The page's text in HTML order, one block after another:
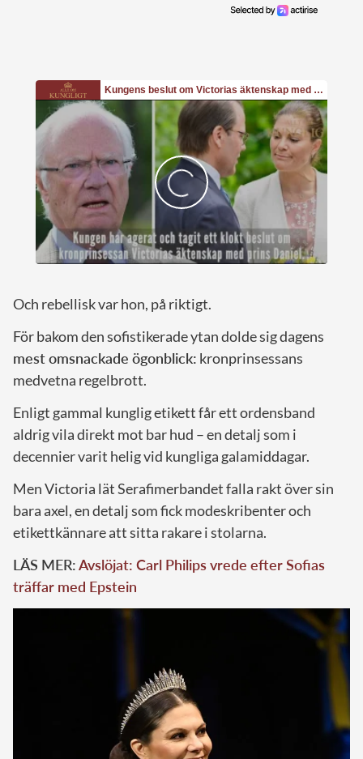
Och rebellisk var hon, på riktigt.
För bakom den sofistikerade ytan dolde sig dagens
mest omsnackade ögonblick: kronprinsessans
medvetna regelbrott.
Enligt gammal kunglig etikett får ett ordensband
aldrig vila direkt mot bar hud – en detalj som i
decennier varit helig vid kungliga galamiddagar.
Men Victoria lät Serafimerbandet falla rakt över sin
bara axel, en detalj som fick modeskribenter och
etikettkännare att sitta rakare i stolarna.
LÄS MER:Avslöjat: Carl Philips vrede efter Sofias
träffar med Epstein